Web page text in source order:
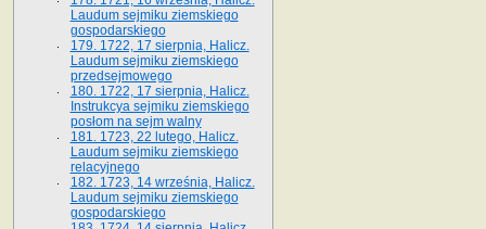
Laudum sejmiku ziemskiego
gospodarskiego
179. 1722, 17 sierpnia, Halicz.
Laudum sejmiku ziemskiego
przedsejmowego
180. 1722, 17 sierpnia, Halicz.
Instrukcya sejmiku ziemskiego
posłom na sejm walny
181. 1723, 22 lutego, Halicz.
Laudum sejmiku ziemskiego
relacyjnego
182. 1723, 14 września, Halicz.
Laudum sejmiku ziemskiego
gospodarskiego